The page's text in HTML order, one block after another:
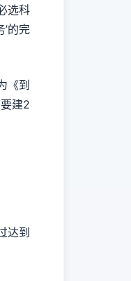
选科
的完
《到
建2
达到